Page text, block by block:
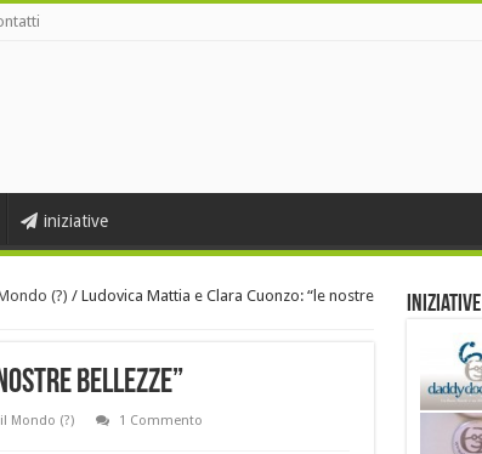
iniziative
(?) / Ludovica Mattia e Clara Cuonzo: “le nostre
Bellezze”
Mondo (?)
1 Commento
Iniziative